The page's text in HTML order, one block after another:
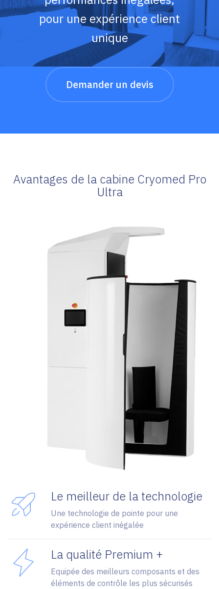
pour une expérience client
unique
Demander un devis
Avantages de la cabine Cryomed Pro
Ultra
Le meilleur de la technologie
Une technologie de pointe pour une
expérience client inégalée
La qualité Premium +
Equipée des meilleurs composants et des
éléments de contrôle les plus sécurisés